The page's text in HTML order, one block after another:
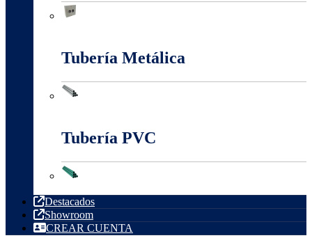
Tubería Metálica
Tubería PVC
Destacados
Showroom
CREAR CUENTA